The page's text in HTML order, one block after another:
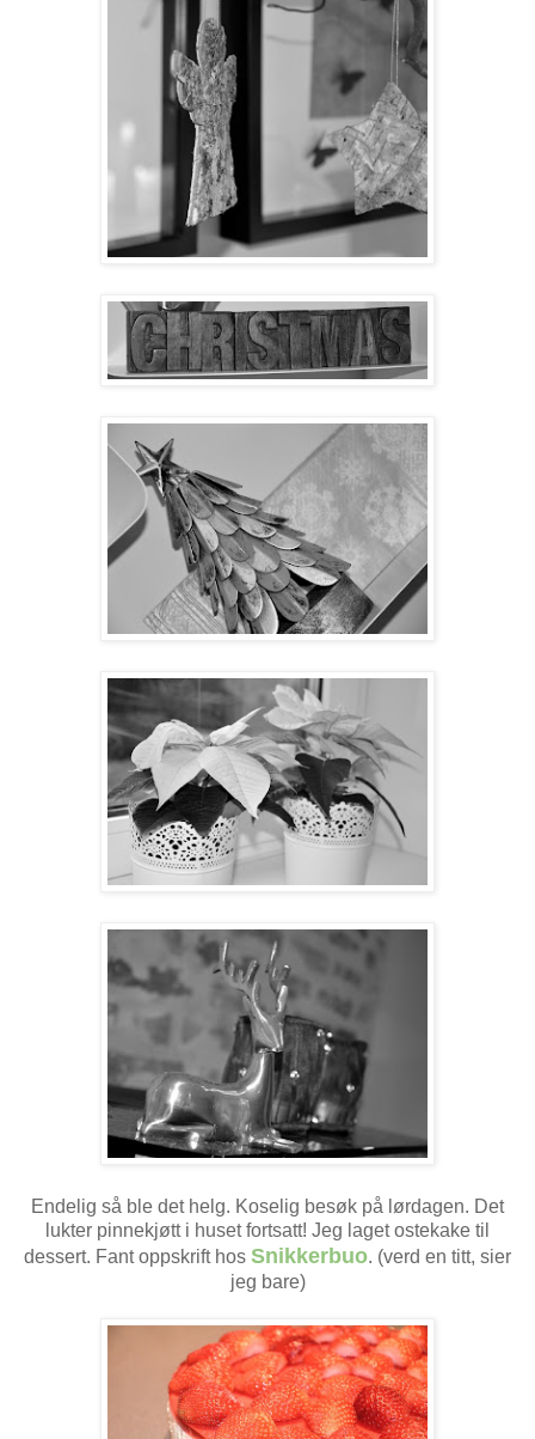
Endelig så ble det helg. Koselig besøk på lørdagen. Det
lukter pinnekjøtt i huset fortsatt! Jeg laget ostekake til
dessert. Fant oppskrift hos Snikkerbuo. (verd en titt, sier
jeg bare)